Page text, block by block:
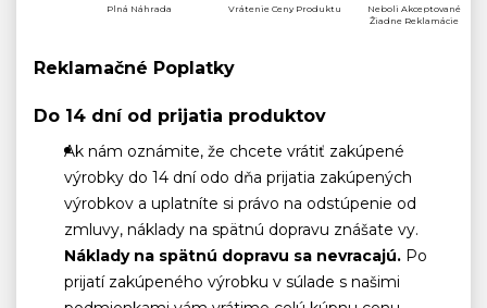
Plná Náhrada Vrátenie Ceny Produktu
Neboli Akceptované
Žiadne Reklamácie
Reklamačné Poplatky
Do 14 dní od prijatia produktov
Ak nám oznámite, že chcete vrátiť zakúpené
výrobky do 14 dní odo dňa prijatia zakúpených
výrobkov a uplatníte si právo na odstúpenie od
zmluvy, náklady na spätnú dopravu znášate vy.
Náklady na spätnú dopravu sa nevracajú. Po
prijatí zakúpeného výrobku v súlade s našimi